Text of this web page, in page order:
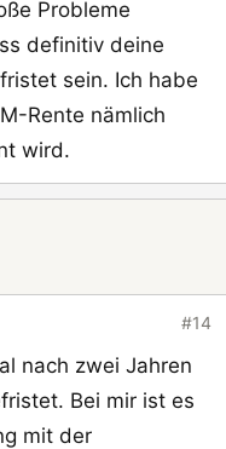
Probleme
definitiv deine
sein. Ich habe
Rente nämlich
wird.
#14
nach zwei Jahren
Bei mir ist es
mit der